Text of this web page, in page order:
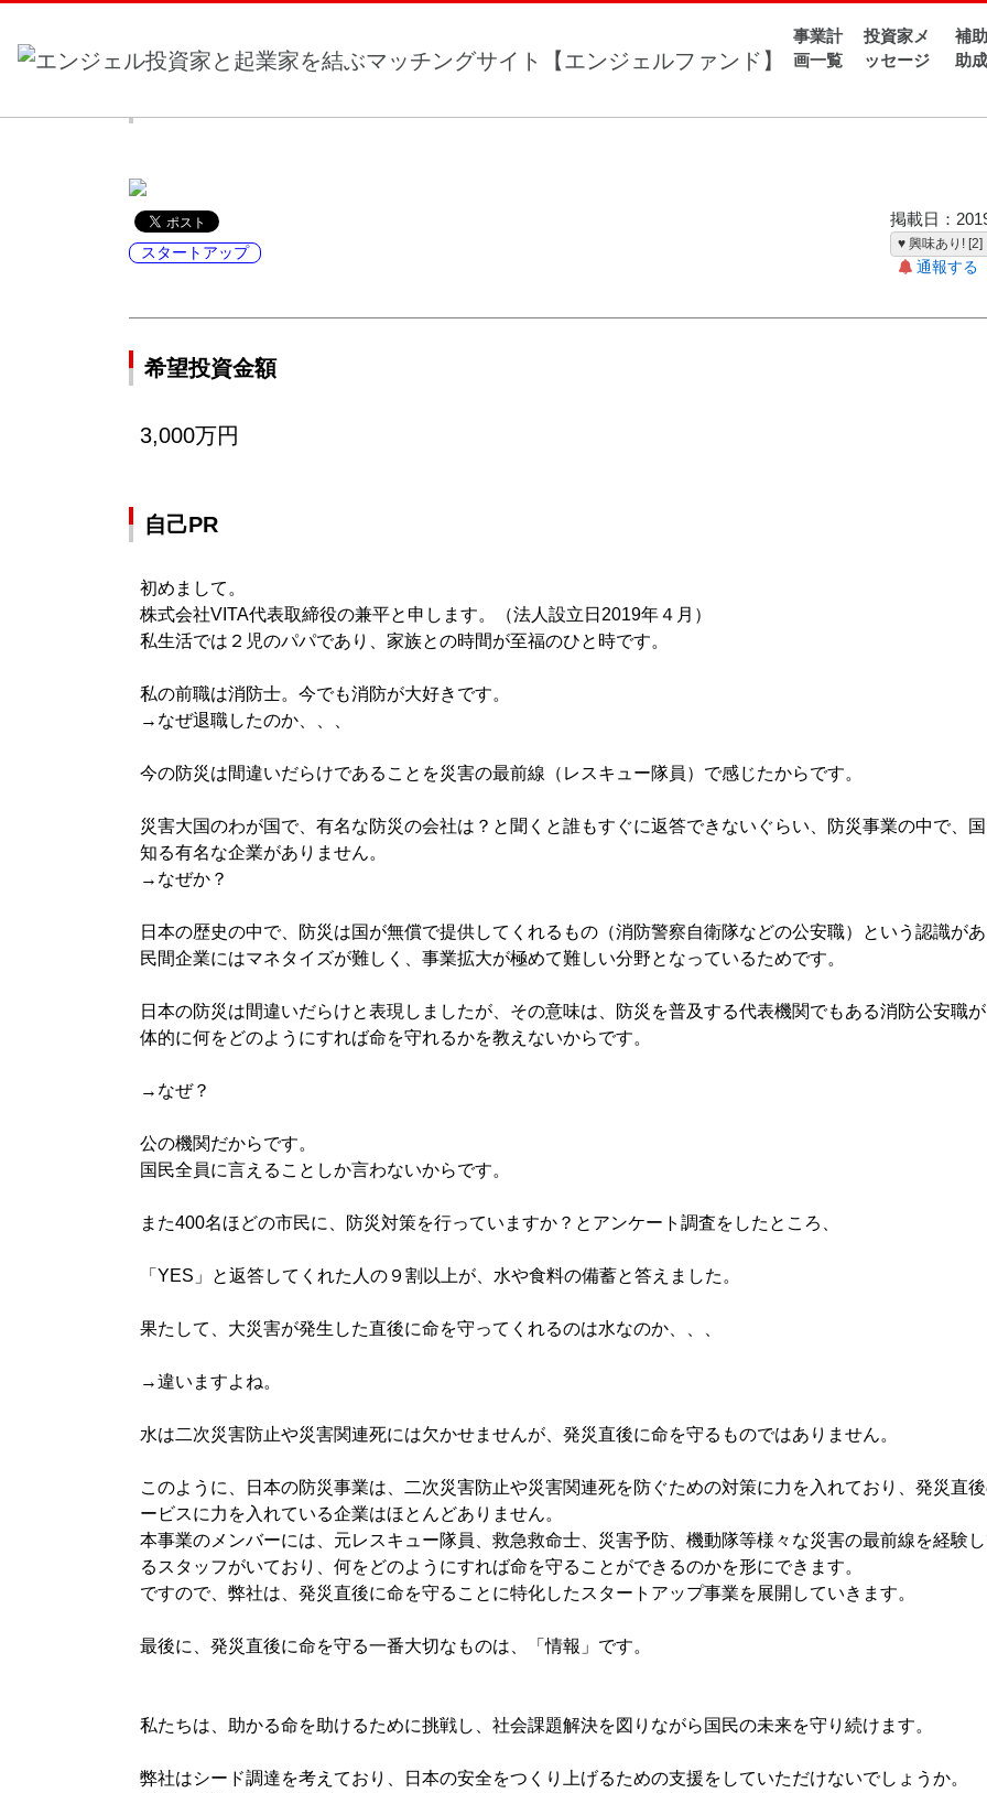
事業計
画一覧
投資家メ
ッセージ
補
助
ホーム>事業計画一覧> 災害なんかに大切な人を奪わせないためにレスキュー隊員を辞めた
スタートアップ
掲載日：
♥ 興味あり! [2]
通報する
希望投資金額
3,000万円
自己PR
初めまして。
株式会社VITA代表取締役の兼平と申します。（法人設立日2019年４月）
私生活では２児のパパであり、家族との時間が至福のひと時です。
私の前職は消防士。今でも消防が大好きです。
→なぜ退職したのか、、、
今の防災は間違いだらけであることを災害の最前線（レスキュー隊員）で感じたからです。
災害大国のわが国で、有名な防災の会社は？と聞くと誰もすぐに返答できないぐらい、防災事業の中で、
知る有名な企業がありません。
→なぜか？
日本の歴史の中で、防災は国が無償で提供してくれるもの（消防警察自衛隊などの公安職）という認識が
民間企業にはマネタイズが難しく、事業拡大が極めて難しい分野となっているためです。
日本の防災は間違いだらけと表現しましたが、その意味は、防災を普及する代表機関でもある消防公安職
体的に何をどのようにすれば命を守れるかを教えないからです。
→なぜ？
公の機関だからです。
国民全員に言えることしか言わないからです。
また400名ほどの市民に、防災対策を行っていますか？とアンケート調査をしたところ、
「YES」と返答してくれた人の９割以上が、水や食料の備蓄と答えました。
果たして、大災害が発生した直後に命を守ってくれるのは水なのか、、、
→違いますよね。
水は二次災害防止や災害関連死には欠かせませんが、発災直後に命を守るものではありません。
このように、日本の防災事業は、二次災害防止や災害関連死を防ぐための対策に力を入れており、発災直
ービスに力を入れている企業はほとんどありません。
本事業のメンバーには、元レスキュー隊員、救急救命士、災害予防、機動隊等様々な災害の最前線を経験
るスタッフがいており、何をどのようにすれば命を守ることができるのかを形にできます。
ですので、弊社は、発災直後に命を守ることに特化したスタートアップ事業を展開していきます。
最後に、発災直後に命を守る一番大切なものは、「情報」です。
私たちは、助かる命を助けるために挑戦し、社会課題解決を図りながら国民の未来を守り続けます。
弊社はシード調達を考えており、日本の安全をつくり上げるための支援をしていただけないでしょうか。